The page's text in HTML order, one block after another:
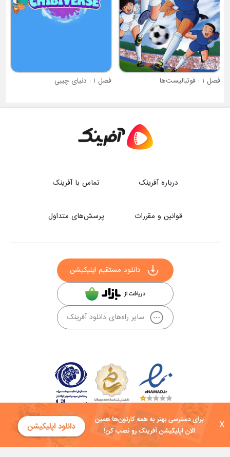
X
فصل 1 : فوتبالیست‌ها فصل 1 : دنیای چیبی
درباره آفرینک تماس با آفرینک
قوانین و مقررات پرسش‌های متداول
دانلود مستقیم اپلیکیشن
سایر راه‌های دانلود آفرینک
کلیه حقوق این سایت به شرکت توسعه فناوی هفت آسمان توکان تعلق دارد و